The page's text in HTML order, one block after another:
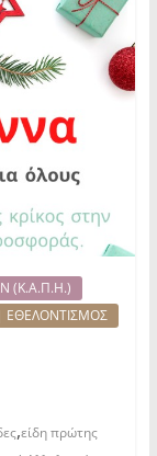
(Κ.Α.Π.Η.)
ΕΘΕΛΟΝΤΙΣΜΟΣ
,είδη πρώτης